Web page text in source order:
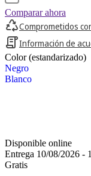
Comparar ahora
Comprometidos
Información de
Color (estandarizado)
Negro
Blanco
Disponible online
Entrega 10/08/2026 -
Gratis